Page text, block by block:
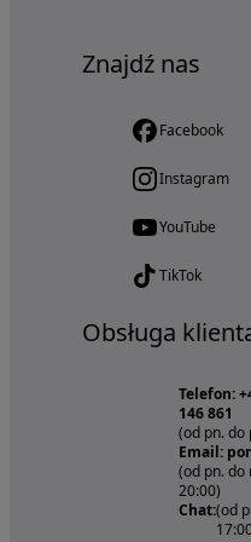
Znajdź nas
Facebook
Instagram
YouTube
TikTok
Obsługa
Telefon:
146 861
(od pn. do
Email:
(od pn. do
20:00)
Chat:(od